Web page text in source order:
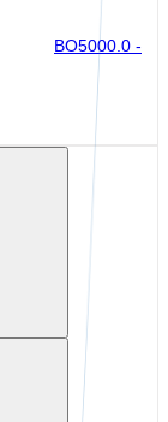
BO5000.0 -